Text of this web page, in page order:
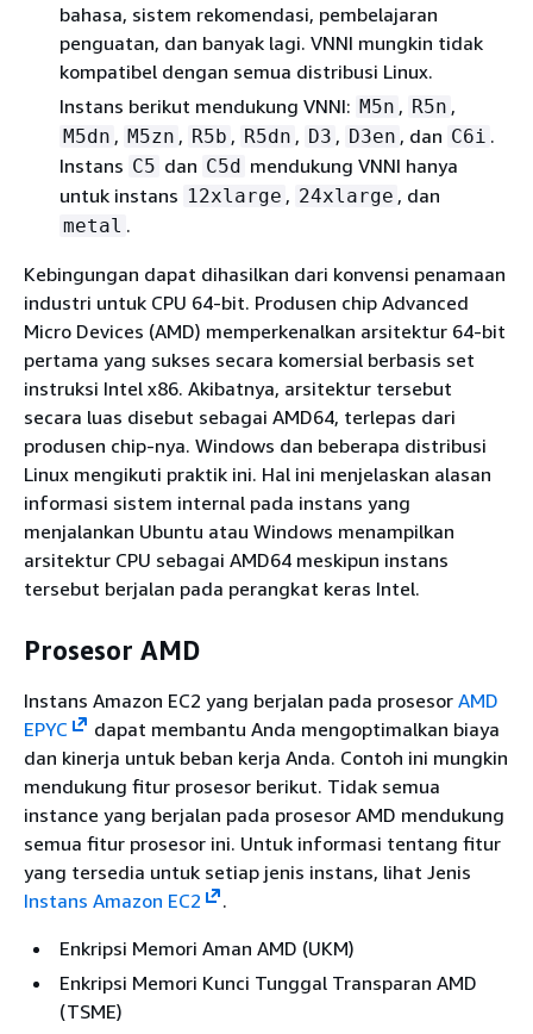
bahasa, sistem rekomendasi, pembelajaran
penguatan, dan banyak lagi. VNNI mungkin tidak
kompatibel dengan semua distribusi Linux.
Instans berikut mendukung VNNI: M5n , R5n ,
M5dn , M5zn , R5b , R5dn , D3 , D3en , dan C6i .
Instans C5 dan C5d mendukung VNNI hanya
untuk instans 12xlarge , 24xlarge , dan
metal .
Kebingungan dapat dihasilkan dari konvensi penamaan
industri untuk CPU 64-bit. Produsen chip Advanced
Micro Devices (AMD) memperkenalkan arsitektur 64-bit
pertama yang sukses secara komersial berbasis set
instruksi Intel x86. Akibatnya, arsitektur tersebut
secara luas disebut sebagai AMD64, terlepas dari
produsen chip-nya. Windows dan beberapa distribusi
Linux mengikuti praktik ini. Hal ini menjelaskan alasan
informasi sistem internal pada instans yang
menjalankan Ubuntu atau Windows menampilkan
arsitektur CPU sebagai AMD64 meskipun instans
tersebut berjalan pada perangkat keras Intel.
Prosesor AMD
Instans Amazon EC2 yang berjalan pada prosesor AMD
EPYC
dapat membantu Anda mengoptimalkan biaya
dan kinerja untuk beban kerja Anda. Contoh ini mungkin
mendukung fitur prosesor berikut. Tidak semua
instance yang berjalan pada prosesor AMD mendukung
semua fitur prosesor ini. Untuk informasi tentang fitur
yang tersedia untuk setiap jenis instans, lihat Jenis
Instans Amazon EC2
.
Enkripsi Memori Aman AMD (UKM)
Enkripsi Memori Kunci Tunggal Transparan AMD
(TSME)